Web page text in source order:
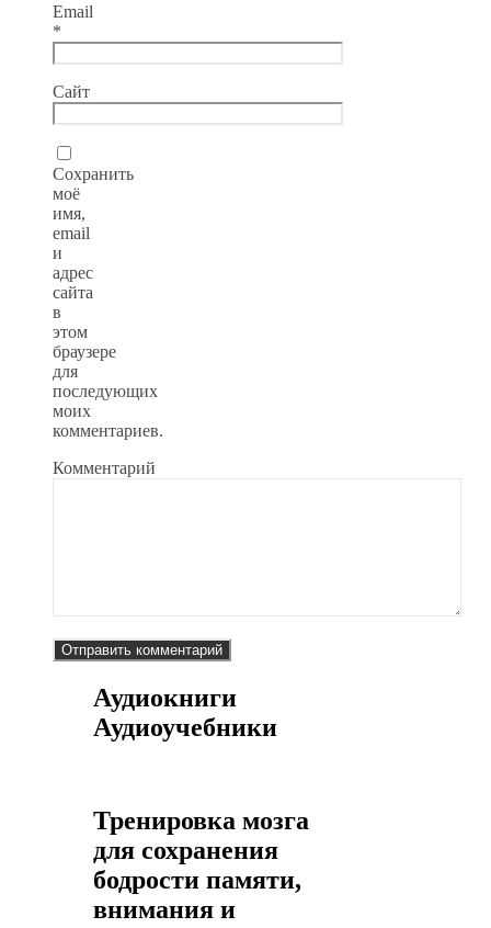
Email
*
Сайт
Сохранить
моё
имя,
email
и
адрес
сайта
в
этом
браузере
для
последующих
моих
комментариев.
Комментарий
Аудиокниги
Аудиоучебники
Тренировка мозга
для сохранения
бодрости памяти,
внимания и